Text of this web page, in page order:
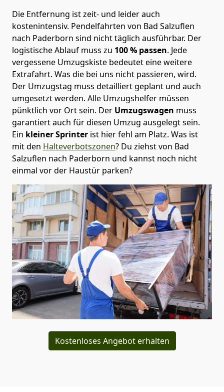
Die Entfernung ist zeit- und leider auch
kostenintensiv. Pendelfahrten von Bad Salzuflen
nach Paderborn sind nicht täglich ausführbar. Der
logistische Ablauf muss zu 100 % passen. Jede
vergessene Umzugskiste bedeutet eine weitere
Extrafahrt. Was die bei uns nicht passieren, wird.
Der Umzugstag muss detailliert geplant und auch
umgesetzt werden. Alle Umzugshelfer müssen
pünktlich vor Ort sein. Der Umzugswagen muss
garantiert auch für diesen Umzug ausgelegt sein.
Ein kleiner Sprinter ist hier fehl am Platz. Was ist
mit den Halteverbotszonen? Du ziehst von Bad
Salzuflen nach Paderborn und kannst noch nicht
einmal vor der Haustür parken?
Kostenloses Angebot erhalten